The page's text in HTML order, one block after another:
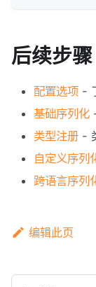
后续步骤
配置选项 -
基础序列化
类型注册 -
自定义序列
跨语言序列
编辑此页